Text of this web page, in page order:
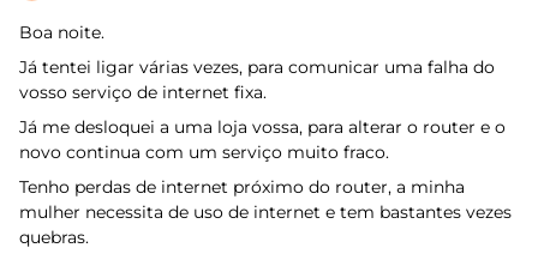
Boa noite.
Já tentei ligar várias vezes, para comunicar uma falha do
vosso serviço de internet fixa.
Já me desloquei a uma loja vossa, para alterar o router e o
novo continua com um serviço muito fraco.
Tenho perdas de internet próximo do router, a minha
mulher necessita de uso de internet e tem bastantes vezes
quebras.